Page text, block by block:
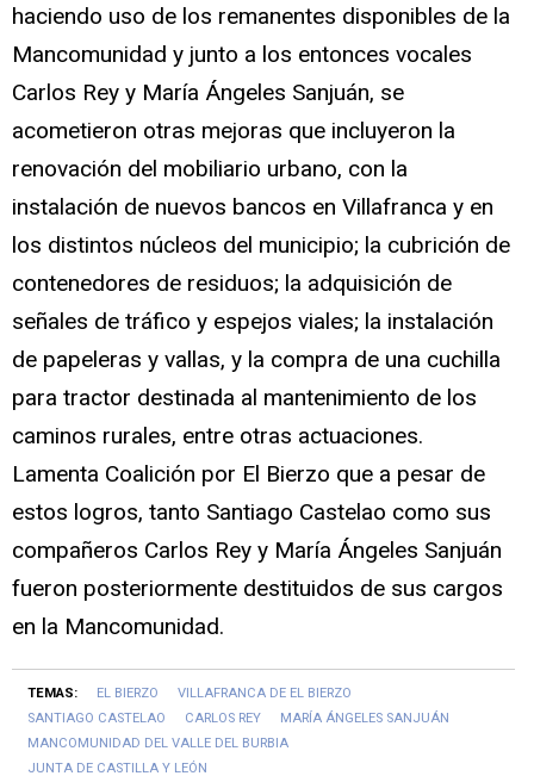
haciendo uso de los remanentes disponibles de la
Mancomunidad y junto a los entonces vocales
Carlos Rey y María Ángeles Sanjuán, se
acometieron otras mejoras que incluyeron la
renovación del mobiliario urbano, con la
instalación de nuevos bancos en Villafranca y en
los distintos núcleos del municipio; la cubrición de
contenedores de residuos; la adquisición de
señales de tráfico y espejos viales; la instalación
de papeleras y vallas, y la compra de una cuchilla
para tractor destinada al mantenimiento de los
caminos rurales, entre otras actuaciones.
Lamenta Coalición por El Bierzo que a pesar de
estos logros, tanto Santiago Castelao como sus
compañeros Carlos Rey y María Ángeles Sanjuán
fueron posteriormente destituidos de sus cargos
en la Mancomunidad.
TEMAS: EL BIERZO
VILLAFRANCA DE EL BIERZO
SANTIAGO CASTELAO
CARLOS REY
MARÍA ÁNGELES SANJUÁN
MANCOMUNIDAD DEL VALLE DEL BURBIA
JUNTA DE CASTILLA Y LEÓN